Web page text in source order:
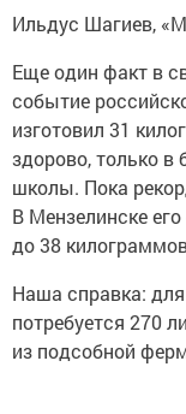
Ильдус Шагиев,
Еще один факт в
событие
изготовил 31
здорово, только в
школы. Пока
В Мензелинске
до 38
Наша справка:
потребуется 270
из подсобной